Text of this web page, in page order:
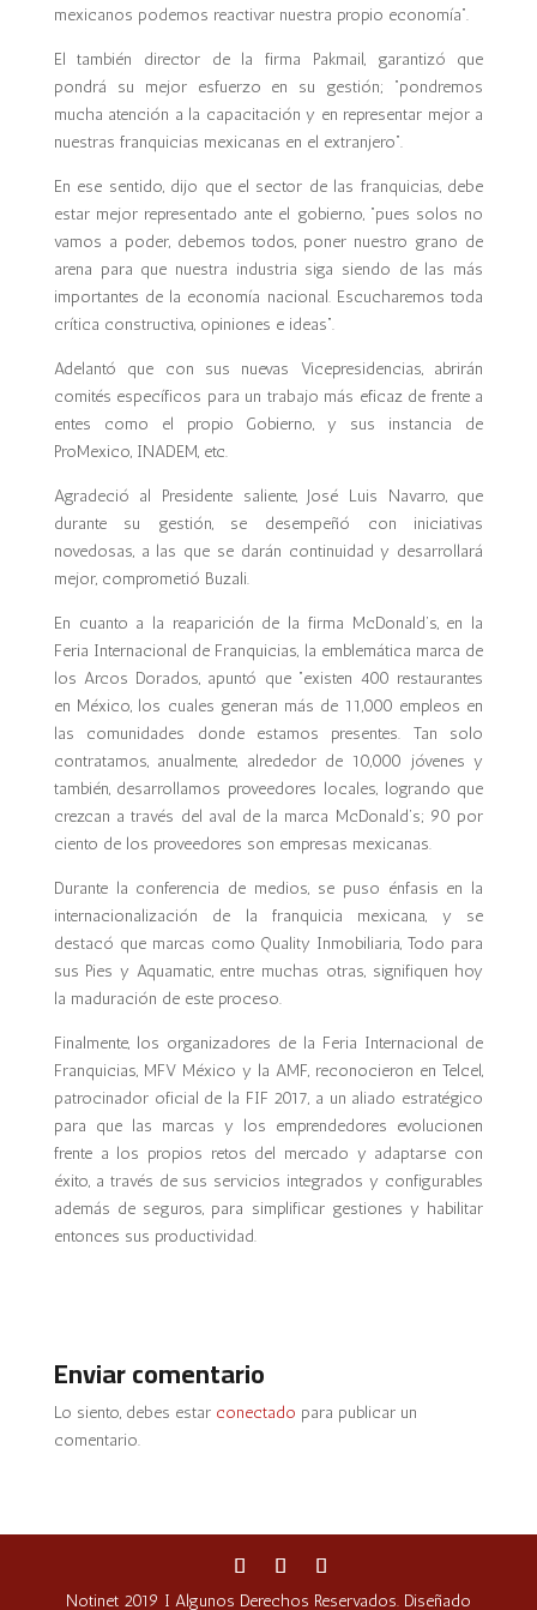
mexicanos podemos reactivar nuestra propio economía”.
El también director de la firma Pakmail, garantizó que
pondrá su mejor esfuerzo en su gestión; “pondremos
mucha atención a la capacitación y en representar mejor a
nuestras franquicias mexicanas en el extranjero”.
En ese sentido, dijo que el sector de las franquicias, debe
estar mejor representado ante el gobierno, “pues solos no
vamos a poder, debemos todos, poner nuestro grano de
arena para que nuestra industria siga siendo de las más
importantes de la economía nacional. Escucharemos toda
crítica constructiva, opiniones e ideas”.
Adelantó que con sus nuevas Vicepresidencias, abrirán
comités específicos para un trabajo más eficaz de frente a
entes como el propio Gobierno, y sus instancia de
ProMexico, INADEM, etc.
Agradeció al Presidente saliente, José Luis Navarro, que
durante su gestión, se desempeñó con iniciativas
novedosas, a las que se darán continuidad y desarrollará
mejor, comprometió Buzali.
En cuanto a la reaparición de la firma McDonald’s, en la
Feria Internacional de Franquicias, la emblemática marca de
los Arcos Dorados, apuntó que “existen 400 restaurantes
en México, los cuales generan más de 11,000 empleos en
las comunidades donde estamos presentes. Tan solo
contratamos, anualmente, alrededor de 10,000 jóvenes y
también, desarrollamos proveedores locales, logrando que
crezcan a través del aval de la marca McDonald’s; 90 por
ciento de los proveedores son empresas mexicanas.
Durante la conferencia de medios, se puso énfasis en la
internacionalización de la franquicia mexicana, y se
destacó que marcas como Quality Inmobiliaria, Todo para
sus Pies y Aquamatic, entre muchas otras, signifiquen hoy
la maduración de este proceso.
Finalmente, los organizadores de la Feria Internacional de
Franquicias, MFV México y la AMF, reconocieron en Telcel,
patrocinador oficial de la FIF 2017, a un aliado estratégico
para que las marcas y los emprendedores evolucionen
frente a los propios retos del mercado y adaptarse con
éxito, a través de sus servicios integrados y configurables
además de seguros, para simplificar gestiones y habilitar
entonces sus productividad.
Enviar comentario
Lo siento, debes estar conectado para publicar un
comentario.
Notinet 2019 I Algunos Derechos Reservados. Diseñado